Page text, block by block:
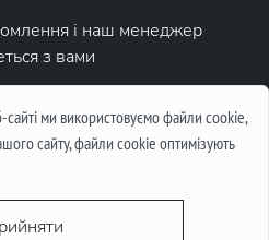
ми використовуємо файли cookie,
сайту, файли cookie оптимізують
і наш менеджер
з вами
повідомлення